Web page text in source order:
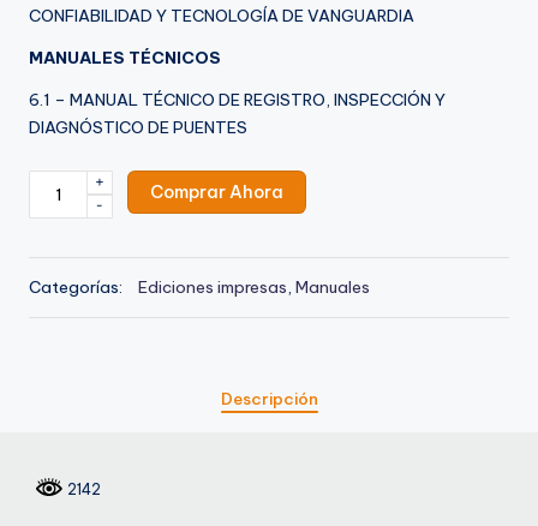
CONFIABILIDAD Y TECNOLOGÍA DE VANGUARDIA
MANUALES TÉCNICOS
6.1 – MANUAL TÉCNICO DE REGISTRO, INSPECCIÓN Y
DIAGNÓSTICO DE PUENTES
-
+
Comprar Ahora
Categorías: Ediciones impresas, Manuales
Descripción
2142